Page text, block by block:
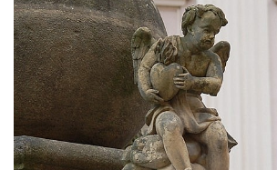
Panny Marie u hřbitova v Místě
Sloup se sochou Ukřižovaného u hřbitova v
Místě
Pilíř s Ukřižovaným a reliéfem Bolestné
Panny Marie v Místě
Sloup s kaplicemi v Místě